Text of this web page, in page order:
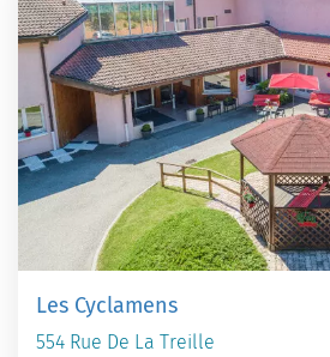
Les Cyclamens
554 Rue De La Treille